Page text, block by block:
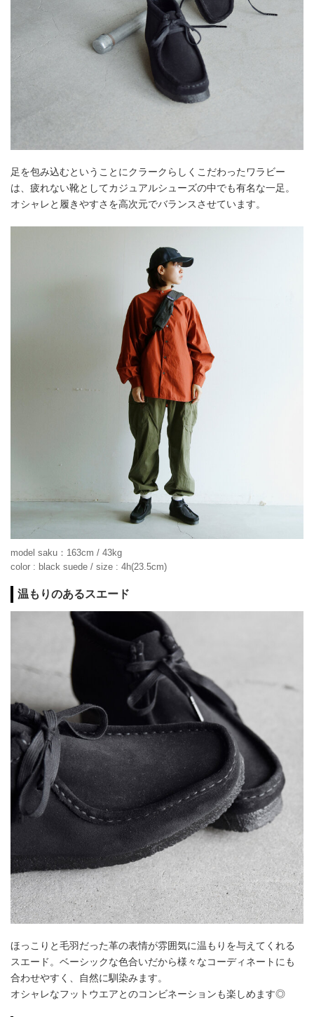
足を包み込むということにクラークらしくこだわったワラビー
は、疲れない靴としてカジュアルシューズの中でも有名な一足。
オシャレと履きやすさを高次元でバランスさせています。
model saku：163cm / 43kg
color : black suede / size : 4h(23.5cm)
温もりのあるスエード
ほっこりと毛羽だった革の表情が雰囲気に温もりを与えてくれる
スエード。ベーシックな色合いだから様々なコーディネートにも
合わせやすく、自然に馴染みます。
オシャレなフットウエアとのコンビネーションも楽しめます◎